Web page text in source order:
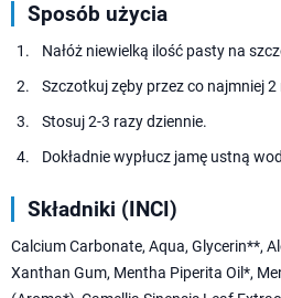
Sposób użycia
Nałóż niewielką ilość pasty na
Szczotkuj zęby przez co najmniej 2
Stosuj 2-3 razy dziennie.
Dokładnie wypłucz jamę ustną
Składniki (INCI)
Calcium Carbonate, Aqua, Glycerin**,
Xanthan Gum, Mentha Piperita Oil*,